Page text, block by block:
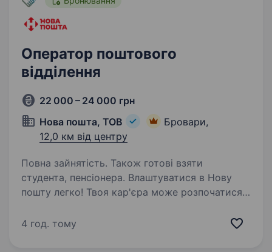
Оператор поштового
відділення
22 000 – 24 000 грн
Нова пошта, ТОВ
Бровари,
12,0 км від центру
Повна зайнятість. Також готові взяти
студента, пенсіонера. Влаштуватися в Нову
пошту легко! Твоя кар'єра може розпочатися
оператора поштового відділення. Ти шукаєш?
4 год. тому